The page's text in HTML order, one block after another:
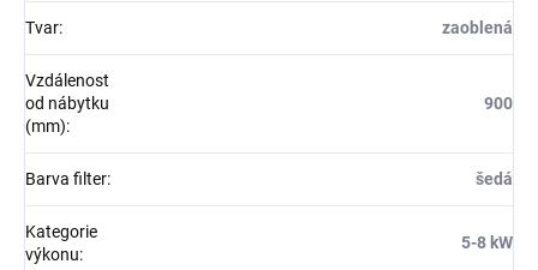
Tvar: zaoblená
Vzdálenost
od nábytku
(mm):
900
Barva filter: šedá
Kategorie
výkonu:
5-8 kW